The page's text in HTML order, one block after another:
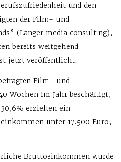
und den
der Film- und
(Langer media consulting),
bereits weitgehend
jetzt veröffentlicht.
Film- und
Wochen im Jahr beschäftigt,
erzielten ein
unter 17.500 Euro,
Bruttoeinkommen wurde